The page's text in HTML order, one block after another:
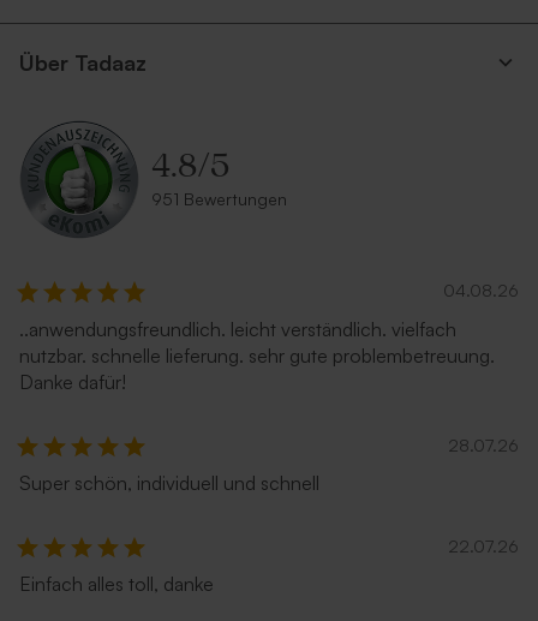
Über Tadaaz
4.8/5
951 Bewertungen
04.08.26
..anwendungsfreundlich. leicht verständlich. vielfach
nutzbar. schnelle lieferung. sehr gute problembetreuung.
Danke dafür!
28.07.26
Super schön, individuell und schnell
22.07.26
Einfach alles toll, danke